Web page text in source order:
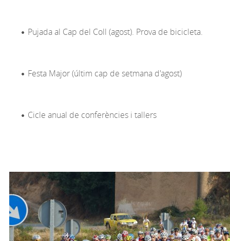
Pujada al Cap del Coll (agost). Prova de bicicleta.
Festa Major (últim cap de setmana d'agost)
Cicle anual de conferències i tallers